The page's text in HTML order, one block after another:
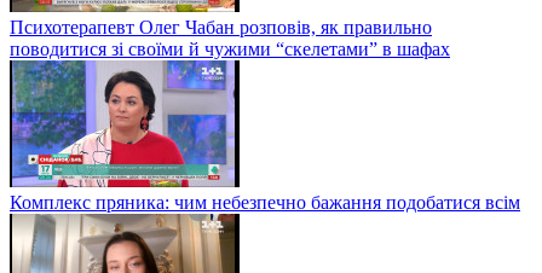
Психотерапевт Олег Чабан розповів, як правильно
поводитися зі своїми й чужими “скелетами” в шафах
Комплекс пряника: чим небезпечно бажання подобатися всім